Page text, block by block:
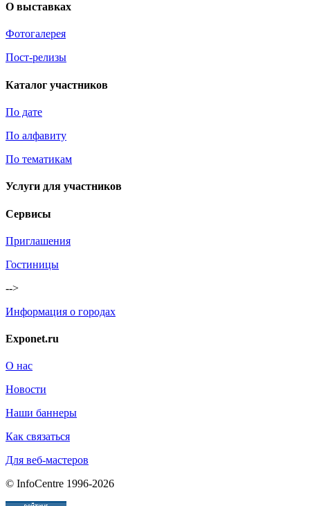
О выставках
Фотогалерея
Пост-релизы
Каталог участников
По дате
По алфавиту
По тематикам
Услуги для участников
Сервисы
Приглашения
Гостиницы
-->
Информация о городах
Exponet.ru
О нас
Новости
Наши баннеры
Как связаться
Для веб-мастеров
© InfoCentre 1996-2026